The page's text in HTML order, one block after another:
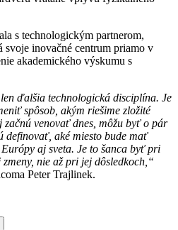
s technologickým partnerom,
inovačné centrum priamo v
akademického výskumu s
ďalšia technologická disciplína. Je
spôsob, akým riešime zložité
začnú venovať dnes, môžu byť o pár
aké miesto bude mať
aj sveta. Je to šanca byť pri
nie až pri jej dôsledkoch,“
Peter Trajlinek.